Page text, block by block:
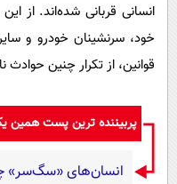
انسانی قربانی شده‌اند. از
خود، سرنشینان خودرو و
قوانین، از تکرار چنین حوادث
پربیننده ترین پست همین
انسان‌های «سگ‌سر»